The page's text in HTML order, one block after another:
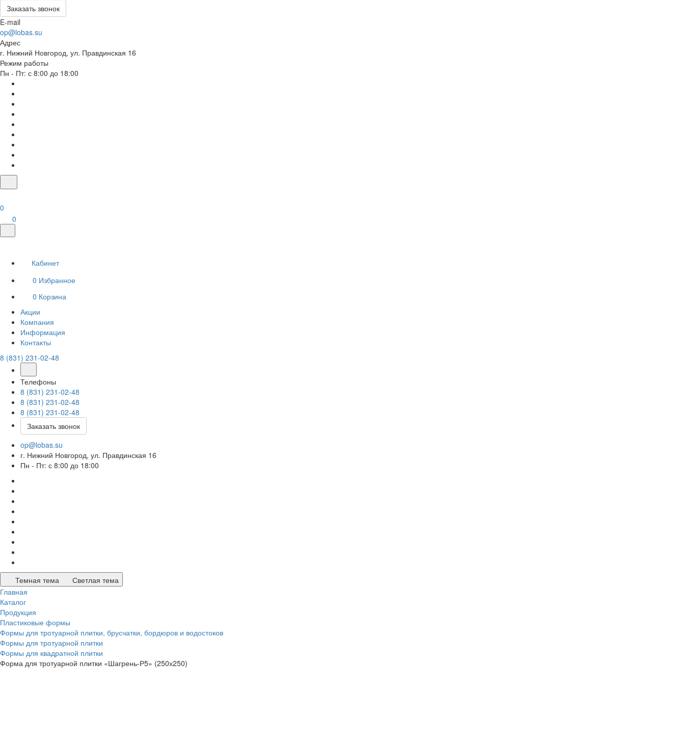
Заказать звонок
E-mail
op@lobas.su
Адрес
г. Нижний Новгород, ул. Правдинская 16
Режим работы
Пн - Пт: с 8:00 до 18:00
0
0
Кабинет
0 Избранное
0 Корзина
Акции
Компания
Информация
Контакты
8 (831) 231-02-48
Телефоны
8 (831) 231-02-48
8 (831) 231-02-48
8 (831) 231-02-48
Заказать звонок
op@lobas.su
г. Нижний Новгород, ул. Правдинская 16
Пн - Пт: с 8:00 до 18:00
Темная тема
Светлая тема
Главная
Каталог
Продукция
Пластиковые формы
Формы для тротуарной плитки, брусчатки, бордюров и водостоков
Формы для тротуарной плитки
Формы для квадратной плитки
Форма для тротуарной плитки «Шагрень-Р5» (250х250)